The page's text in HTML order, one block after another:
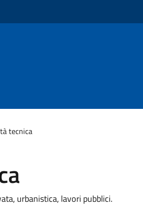
tecnica
urbanistica, lavori pubblici.